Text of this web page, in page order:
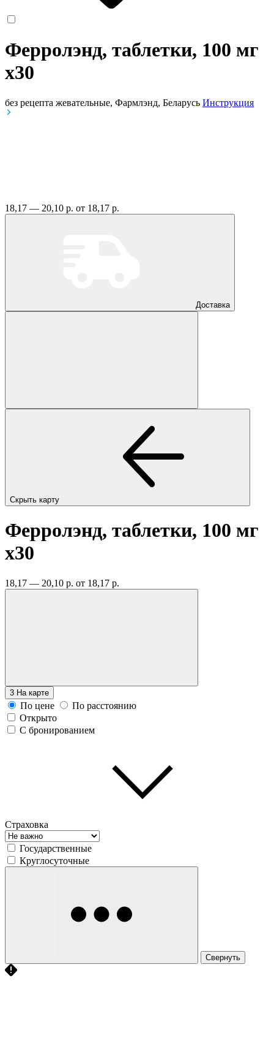
Ферролэнд, таблетки, 100 мг
x30
без рецепта жевательные, Фармлэнд, Беларусь Инструкция
18,17 — 20,10 р. от 18,17 р.
Доставка
Скрыть карту
Ферролэнд, таблетки, 100 мг
x30
18,17 — 20,10 р. от 18,17 р.
3 На карте
По цене
По расстоянию
Открыто
С бронированием
Страховка
Государственные
Круглосуточные
Свернуть